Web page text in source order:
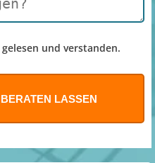
gelesen und verstanden.